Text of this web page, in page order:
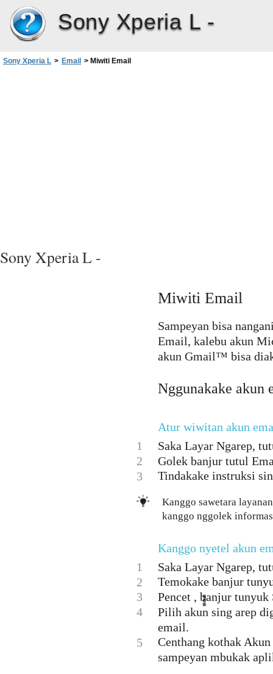
Sony Xperia L -
Sony Xperia L > Email > Miwiti Email
Sony Xperia L -
Miwiti Email
Sampeyan bisa
Email, kalebu akun
akun Gmail™ bisa
Nggunakake akun
Atur wiwitan akun
1
Saka Layar Ngarep,
2
Golek banjur tutul
3
Tindakake instruksi
Kanggo sawetara
kanggo nggolek
Kanggo nyetel akun
1
Saka Layar Ngarep,
2
Temokake banjur
3
Pencet , banjur tunyuk
4
Pilih akun sing arep
email.
5
Centhang kothak
sampeyan mbukak